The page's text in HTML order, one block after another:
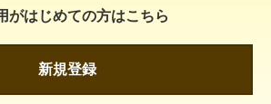
がはじめての方はこちら
新規登録